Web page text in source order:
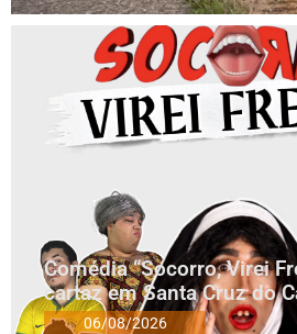
Comédia “Socorro, Virei
cartaz em Santa Cruz do
06/08/2026